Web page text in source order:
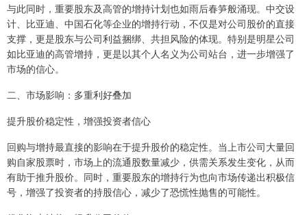
与此同时，重要股东及高管的增持计划也如雨后春笋般涌现。中交设
计、比亚迪、中国石化等企业的增持行动，不仅是对公司股价的直接
支撑，更是股东与公司利益捆绑、共担风险的体现。特别是明星公司
如比亚迪的高管增持，更是以其个人名义为公司站台，进一步增强了
市场的信心。
二、市场影响：多重利好叠加
提升股价稳定性，增强投资者信心
回购与增持最直接的影响在于提升股价的稳定性。当上市公司大量回
购自家股票时，市场上的流通股数量减少，供需关系发生变化，从而
有助于推升股价。同时，重要股东的增持行为也向市场传递出积极信
号，增强了投资者的持股信心，减少了恐慌性抛售的可能性。